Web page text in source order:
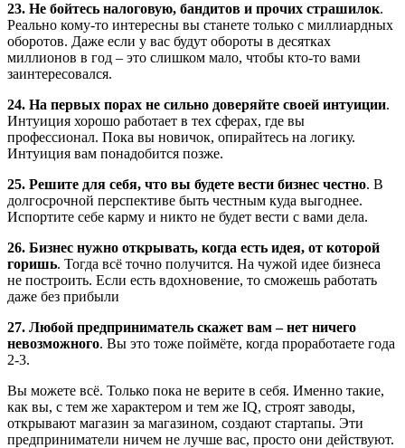
23. Не бойтесь налоговую, бандитов и прочих страшилок.
Реально кому-то интересны вы станете только с миллиардных
оборотов. Даже если у вас будут обороты в десятках
миллионов в год – это слишком мало, чтобы кто-то вами
заинтересовался.
24. На первых порах не сильно доверяйте своей интуиции.
Интуиция хорошо работает в тех сферах, где вы
профессионал. Пока вы новичок, опирайтесь на логику.
Интуиция вам понадобится позже.
25. Решите для себя, что вы будете вести бизнес честно. В
долгосрочной перспективе быть честным куда выгоднее.
Испортите себе карму и никто не будет вести с вами дела.
26. Бизнес нужно открывать, когда есть идея, от которой
горишь. Тогда всё точно получится. На чужой идее бизнеса
не построить. Если есть вдохновение, то сможешь работать
даже без прибыли
27. Любой предприниматель скажет вам – нет ничего
невозможного. Вы это тоже поймёте, когда проработаете года
2-3.
Вы можете всё. Только пока не верите в себя. Именно такие,
как вы, с тем же характером и тем же IQ, строят заводы,
открывают магазин за магазином, создают стартапы. Эти
предприниматели ничем не лучше вас, просто они действуют.